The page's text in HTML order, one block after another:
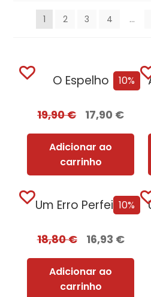
1 2 3 4 …
10%
O Espelho
19,90€ 17,90 €
Adicionar ao
carrinho
10%
Um Erro Perfeito
18,80€ 16,93 €
Adicionar ao
carrinho